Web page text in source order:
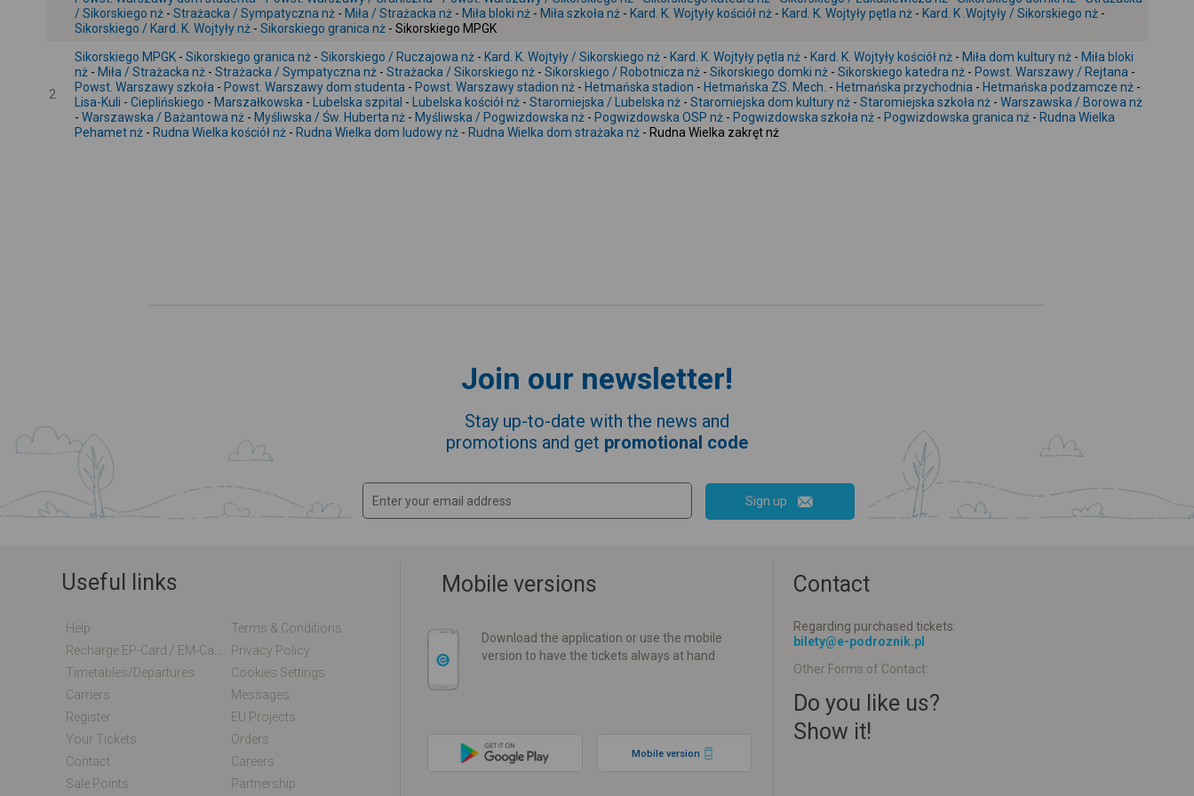
-
/ Sikorskiego nż - Strażacka / Sympatyczna nż - Miła / Strażacka nż - Miła bloki nż - Miła szkoła nż - Kard. K. Wojtyły kościół nż - Kard. K. Wojtyły pętla nż - Kard. K .Wojtyły / Sikorskiego nż -
Sikorskiego / Kard. K. Wojtyły nż - Sikorskiego granica nż - Sikorskiego MPGK
2
Sikorskiego MPGK - Sikorskiego granica nż - Sikorskiego / Ruczajowa nż - Kard. K. Wojtyły / Sikorskiego nż - Kard. K. Wojtyły pętla nż - Kard. K. Wojtyły kościół nż - Miła dom kultury nż - Miła bloki
nż - Miła / Strażacka nż - Strażacka / Sympatyczna nż - Strażacka / Sikorskiego nż - Sikorskiego / Robotnicza nż - Sikorskiego domki nż - Sikorskiego katedra nż - Powst. Warszawy / Rejtana -
Powst. Warszawy szkoła - Powst. Warszawy dom studenta - Powst. Warszawy stadion nż - Hetmańska stadion - Hetmańska ZS. Mech. - Hetmańska przychodnia - Hetmańska podzamcze nż -
Lisa-Kuli - Cieplińskiego - Marszałkowska - Lubelska szpital - Lubelska kościół nż - Staromiejska / Lubelska nż - Staromiejska dom kultury nż - Staromiejska szkoła nż - Warszawska / Borowa nż
- Warszawska / Bażantowa nż - Myśliwska / Św. Huberta nż - Myśliwska / Pogwizdowska nż - Pogwizdowska OSP nż - Pogwizdowska szkoła nż - Pogwizdowska granica nż - Rudna Wielka
Pehamet nż - Rudna Wielka kościół nż - Rudna Wielka dom ludowy nż - Rudna Wielka dom strażaka nż - Rudna Wielka zakręt nż
Join our newsletter!
Stay up-to-date with the news and
promotions and get promotional code
Sign up
Useful links
Help
Terms & Conditions
Privacy Policy
Timetables/departures
Cookies Settings
Carriers
Messages
Register
EU Projects
Your Tickets
Orders
Contact
Careers
Sale Points
Partnership
Mobile versions
Download the application or use the mobile
version to have the tickets always at hand
Mobile version
Contact
Regarding purchased tickets:
bilety@e-podroznik.pl
Other Forms of Contact:
Do you like us?
Show it!